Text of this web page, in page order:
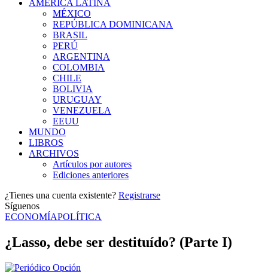
AMÉRICA LATINA
MÉXICO
REPÚBLICA DOMINICANA
BRASIL
PERÚ
ARGENTINA
COLOMBIA
CHILE
BOLIVIA
URUGUAY
VENEZUELA
EEUU
MUNDO
LIBROS
ARCHIVOS
Artículos por autores
Ediciones anteriores
¿Tienes una cuenta existente? Registrarse
Síguenos
ECONOMÍAPOLÍTICA
¿Lasso, debe ser destituído? (Parte I)